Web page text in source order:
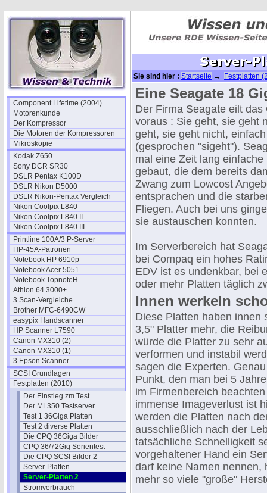
Component Lifetime (2004)
Motorenkunde
Der Kompressor
Die Motoren der Kompressoren
Mikroskopie
Kodak Z650
Sony DCR SR30
DSLR Pentax K100D
DSLR Nikon D5000
DSLR Nikon-Pentax Vergleich
Nikon Coolpix L840
Nikon Coolpix L840 II
Nikon Coolpix L840 III
Printline 100A/3 P-Server
HP-45A-Patronen
Notebook HP 6910p
Notebook Acer 5051
Notebook TopnoteH
Athlon 64 3000+
3 Scan-Vergleiche
Brother MFC-6490CW
easypix Handscanner
HP Scanner L7590
Canon MX310 (2)
Canon MX310 (1)
3 Epson Scanner
SCSI Grundlagen
Festplatten (2010)
Der Einstieg zm Test
Der ML350 Testserver
Test 1 36Giga Platten
Test 2 diverse Platten
Die CPQ 36Giga Bilder
CPQ 36/72Gig Serientest
Die CPQ SCSI Bilder 2
Server-Platten
Server-Platten 2
Stromverbrauch
Sie sind hier : Startseite → Festplatten
Eine Seagate 18
Der Firma Seagate eilt das
voraus : Sie geht, sie geht
geht, sie geht nicht,
(gesprochen "sigeht").
mal eine Zeit lang einfache
gebaut, die dem bereits
Zwang zum Lowcost
entsprachen und die
Fliegen. Auch bei uns
sie austauschen konnten.
Im Serverbereich hat
bei Compaq ein hohes
EDV ist es undenkbar, bei
oder mehr Platten täglich
Innen werkeln
Diese Platten haben innen
3,5" Platter mehr, die
würde die Platter zu sehr
verformen und instabil
sagen die Experten.
Punkt, den man bei 5
im Firmenbereich
immense Imageverlust ist
werden die Platten nach
ausschließlich nach der
tatsächliche Schnelligkeit
vorgehaltener Hand ein
darf keine Namen nennen,
mehr so viele "große"